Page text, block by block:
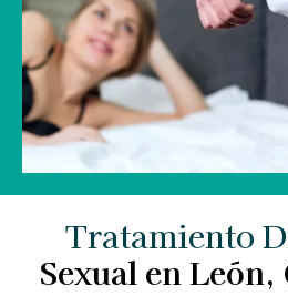
Tratamiento
Sexual en